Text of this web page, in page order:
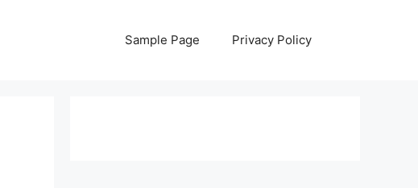
Sample Page Privacy Policy